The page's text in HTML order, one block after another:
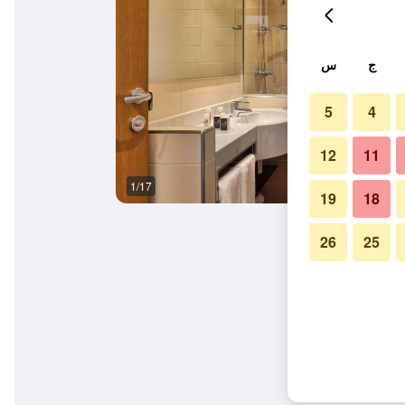
1/17
ج س
4
5
11
12
18
19
25
26